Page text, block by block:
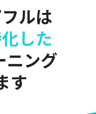
ルは
した
ニング
す